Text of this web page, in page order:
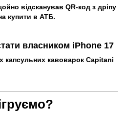
відсканував QR-код з дріпу
купити в АТБ.
власником iPhone 17
капсульних кавоварок Capitani